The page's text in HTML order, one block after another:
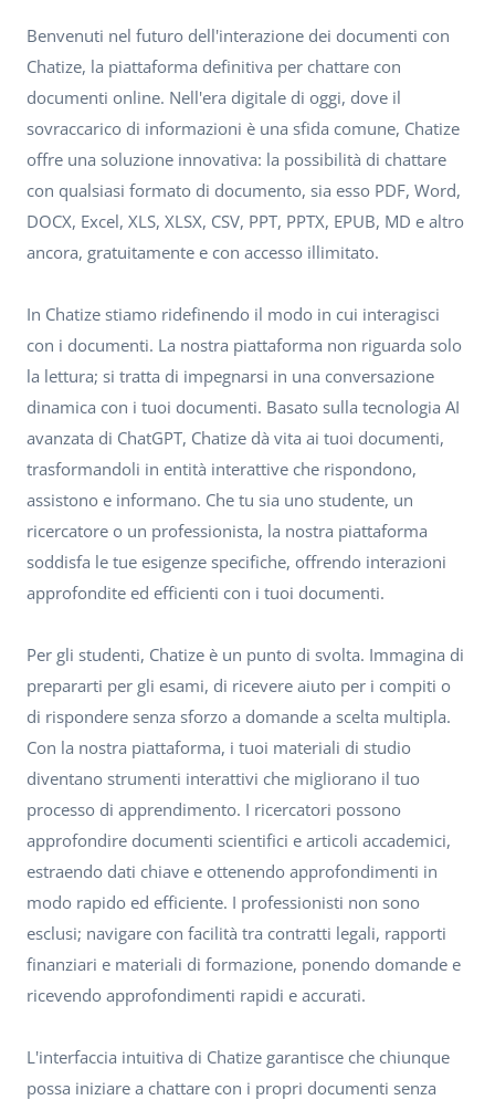
Benvenuti nel futuro dell'interazione dei documenti con
Chatize, la piattaforma definitiva per chattare con
documenti online. Nell'era digitale di oggi, dove il
sovraccarico di informazioni è una sfida comune, Chatize
offre una soluzione innovativa: la possibilità di chattare
con qualsiasi formato di documento, sia esso PDF, Word,
DOCX, Excel, XLS, XLSX, CSV, PPT, PPTX, EPUB, MD e altro
ancora, gratuitamente e con accesso illimitato.
In Chatize stiamo ridefinendo il modo in cui interagisci
con i documenti. La nostra piattaforma non riguarda solo
la lettura; si tratta di impegnarsi in una conversazione
dinamica con i tuoi documenti. Basato sulla tecnologia AI
avanzata di ChatGPT, Chatize dà vita ai tuoi documenti,
trasformandoli in entità interattive che rispondono,
assistono e informano. Che tu sia uno studente, un
ricercatore o un professionista, la nostra piattaforma
soddisfa le tue esigenze specifiche, offrendo interazioni
approfondite ed efficienti con i tuoi documenti.
Per gli studenti, Chatize è un punto di svolta. Immagina di
prepararti per gli esami, di ricevere aiuto per i compiti o
di rispondere senza sforzo a domande a scelta multipla.
Con la nostra piattaforma, i tuoi materiali di studio
diventano strumenti interattivi che migliorano il tuo
processo di apprendimento. I ricercatori possono
approfondire documenti scientifici e articoli accademici,
estraendo dati chiave e ottenendo approfondimenti in
modo rapido ed efficiente. I professionisti non sono
esclusi; navigare con facilità tra contratti legali, rapporti
finanziari e materiali di formazione, ponendo domande e
ricevendo approfondimenti rapidi e accurati.
L'interfaccia intuitiva di Chatize garantisce che chiunque
possa iniziare a chattare con i propri documenti senza